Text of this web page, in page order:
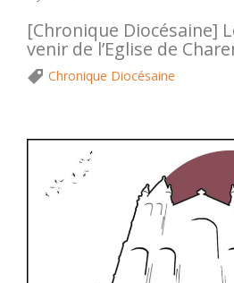
[Chronique Diocésaine]
venir de l’Eglise de
Chronique Diocésaine